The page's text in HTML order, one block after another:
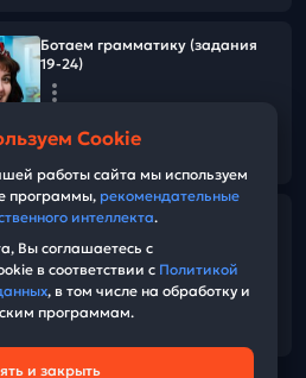
Ботаем грамматику (задания
19-24)
29 ноября 2024 г., 12:00
Вся правда про устную часть
как я ходила сдавать ЕГЭ
Cookie
работы сайта мы используем
программы, рекомендательные
интеллекта.
Вы соглашаетесь с
в соответствии с Политикой
, в том числе на обработку и
программам.
и закрыть